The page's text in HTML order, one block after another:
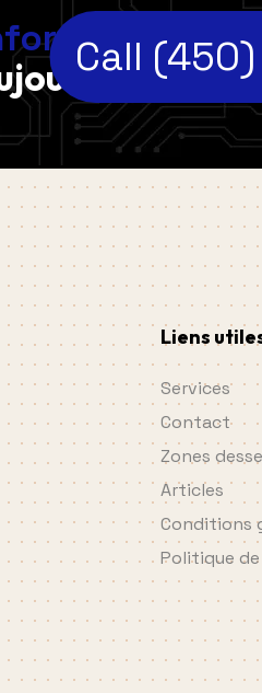
,
Call
Liens
Services
Contact
Zones
Articles
Conditions
Politique